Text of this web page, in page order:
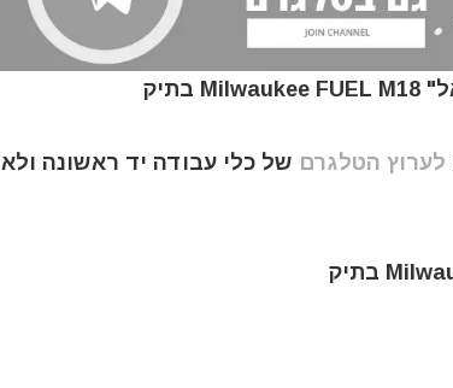
לערוץ הטלגרם של כלי עבודה יד ראשונה ולא